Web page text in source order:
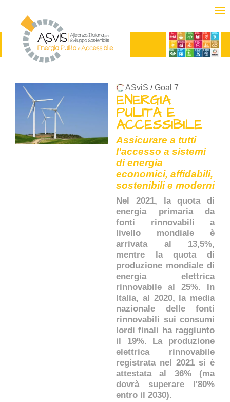
ASviS / Goal 7
ENERGIA
PULITA E
ACCESSIBILE
Assicurare a tutti
l'accesso a sistemi
di energia
economici, affidabili,
sostenibili e moderni
Nel 2021, la quota di
energia primaria da
fonti rinnovabili a
livello mondiale è
arrivata al 13,5%,
mentre la quota di
produzione mondiale di
energia elettrica
rinnovabile al 25%. In
Italia, al 2020, la media
nazionale delle fonti
rinnovabili sui consumi
lordi finali ha raggiunto
il 19%. La produzione
elettrica rinnovabile
registrata nel 2021 si è
attestata al 36% (ma
dovrà superare l'80%
entro il 2030).